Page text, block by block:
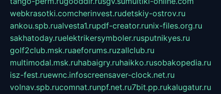
webkrasotki.comcherinvest.rudetskiy-ostrov.ru
ankou.spb.rualvesta1.rupdf-creator.runix-files.org.ru
sakhatoday.ruelektrikersymboler.rusputnikyes.ru
golf2club.msk.ruaeforums.ruzallclub.ru
multimodal.msk.ruhabaigry.ruhaikko.rusobakopedia.ru
isz-fest.ruewnc.infoscreensaver-clock.net.ru
volnav.spb.rucomnat.runpf.net.ru7bit.pp.rukalugatur.ru